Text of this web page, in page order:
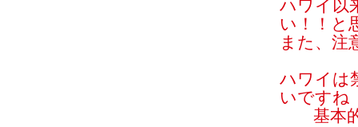
ハワイ以
い！！と
また、注
ハワイは
いですね
基本的